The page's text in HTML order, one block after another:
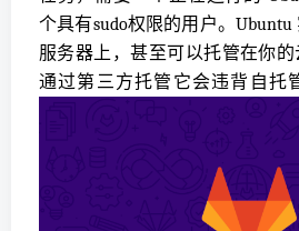
个具有sudo权限的用户。
服务器上，甚至可以托管在你
通过第三方托管它会违背自托